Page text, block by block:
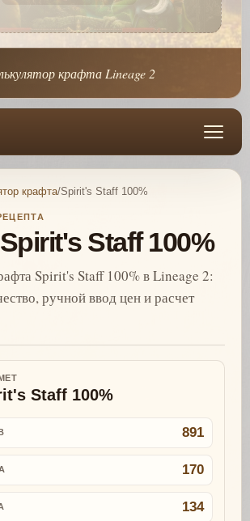
крафта Lineage 2
крафта/Spirit's Staff 100%
Staff 100%
Spirit's Staff 100% в Lineage 2:
ручной ввод цен и расчет
Staff 100%
891
170
134